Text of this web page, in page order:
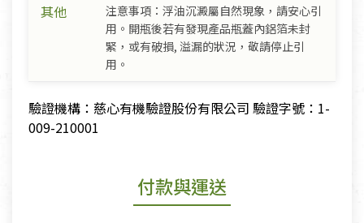
其他
注意事項：浮油沉澱屬自然現象，請安心引
用。開瓶後若有發現產品瓶蓋內鋁箔未封
緊，或有破損, 溢漏的狀況，敬請停止引
用。
驗證機構：慈心有機驗證股份有限公司 驗證字號：1-
009-210001
付款與運送